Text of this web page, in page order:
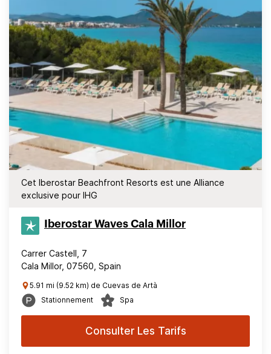
Cet Iberostar Beachfront Resorts est une Alliance
exclusive pour IHG
Iberostar Waves Cala Millor
Carrer Castell, 7
Cala Millor, 07560, Spain
5.91 mi (9.52 km) de Cuevas de Artà
Stationnement
Spa
Consulter Les Tarifs